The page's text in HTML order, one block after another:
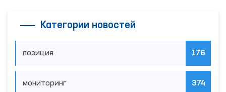
Категории новостей
позиция 176